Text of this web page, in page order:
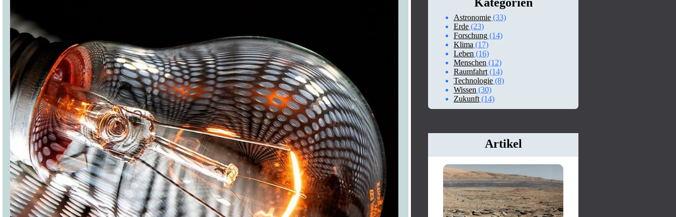
Astronomie(33)
Erde(23)
Forschung(14)
Klima (17)
Leben (16)
Menschen (12)
Raumfahrt(14)
Technologie(8)
Wissen (30)
Zukunft(14)
Artikel